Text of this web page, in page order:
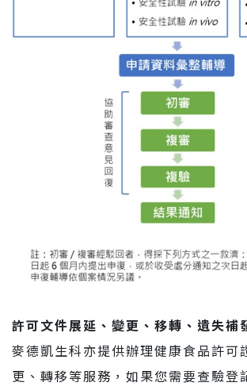
許可文件展延、變更、移轉、遺失補
麥德凱生科亦提供辦理健康食品許可
更、轉移等服務，如果您需要查驗登